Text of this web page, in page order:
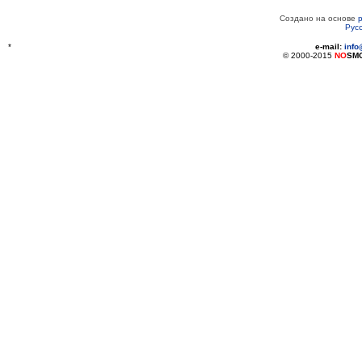
Создано на основе
* e-mail:
© 2000-2015 NO